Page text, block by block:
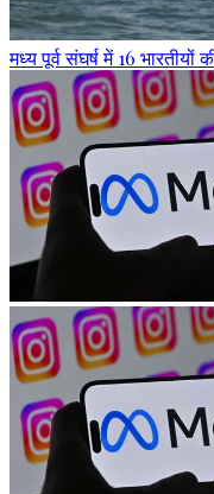
मध्य पूर्व संघर्ष में 16